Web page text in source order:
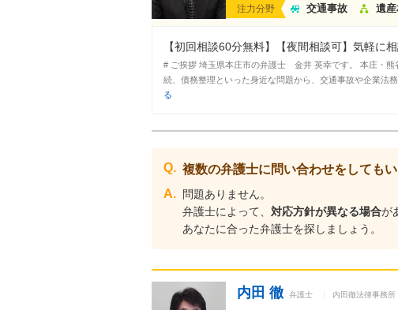
注力分野 交通事故 遺
【初回相談60分無料】【夜間相談可】気軽に
# ご挨拶 埼玉県本庄市の弁護士 金井 英幸です。 本庄・熊
続、債務整理といった身近な問題から、交通事故や企業法
る
Q. 複数の弁護士に問い合わせをしても
A.
問題ありません。
弁護士によって、 対応方針が異なる場合が
あなたに合った弁護士を探しましょう。
内田 徹 弁護士 内田徹法律事務所